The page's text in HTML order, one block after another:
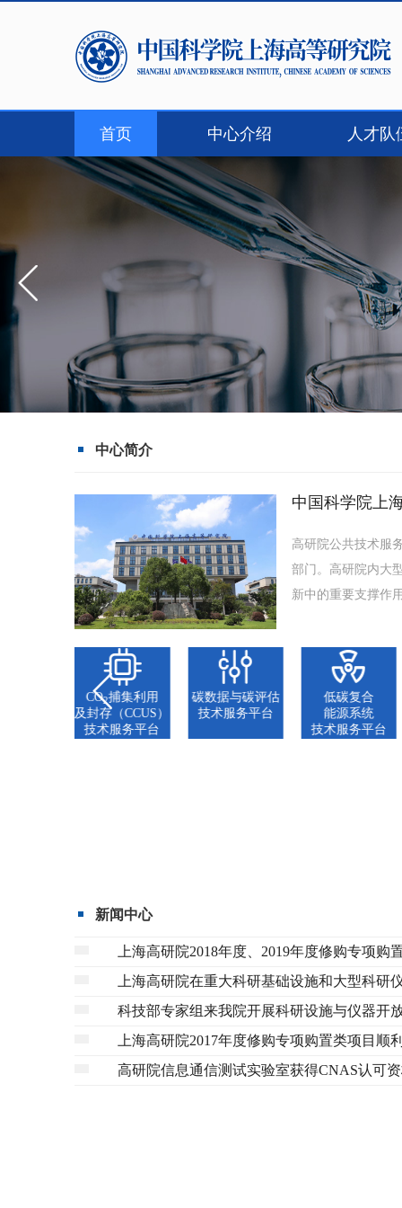
首页 中心介绍 人才队
联系我们
中心简介
中国科学院上
高研院公共技术服
部门。高研院内大
新中的重要支撑作
CO2捕集利用
及封存（CCUS）
技术服务平台
碳数据与碳评估
技术服务平台
低碳复合
能源系统
技术服务平台
新闻中心
上海高研院2018年度、2019年度修购专项购
上海高研院在重大科研基础设施和大型科研
科技部专家组来我院开展科研设施与仪器开
上海高研院2017年度修购专项购置类项目顺
高研院信息通信测试实验室获得CNAS认可